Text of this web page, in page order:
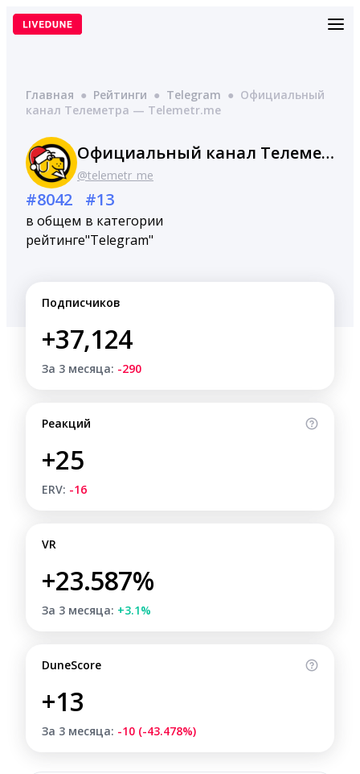
Перейти
Главная ● Рейтинги ● Telegram ● Официальный
канал Телеметра — Telemetr.me
Официальный канал Телеметра — Telemetr.me
@telemetr_me
#8042
в общем
рейтинге
#13
в категории
"Telegram"
Подписчиков
+37,124
За 3 месяца: -290
Реакций
+25
ERV: -16
VR
+23.587%
За 3 месяца: +3.1%
DuneScore
+13
За 3 месяца: -10 (-43.478%)